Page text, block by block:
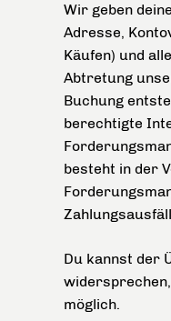
Wir geben
Adresse,
Käufen) und
Abtretung
Buchung
berechtigte
besteht in der
Du kannst der
möglich.